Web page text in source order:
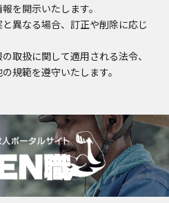
を開示いたします。
異なる場合、訂正や削除に応じ
取扱に関して適用される法令、
規範を遵守いたします。